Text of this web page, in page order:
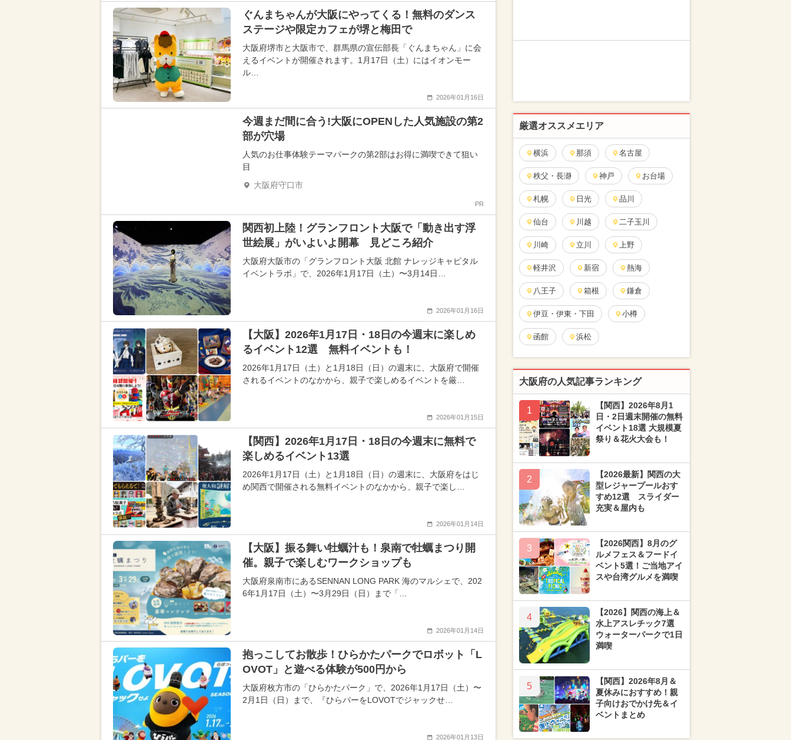
ぐんまちゃんが大阪にやってくる！無料のダンス
ステージや限定カフェが堺と梅田で
大阪府堺市と大阪市で、群馬県の宣伝部長「ぐんまちゃん」に会
えるイベントが開催されます。1月17日（土）にはイオンモー
ル…
2026年01月16日
今週まだ間に合う!大阪にOPENした人気施設の第2
部が穴場
人気のお仕事体験テーマパークの第2部はお得に満喫できて狙い
目
大阪府守口市
PR
関西初上陸！グランフロント大阪で「動き出す浮
世絵展」がいよいよ開幕 見どころ紹介
大阪府大阪市の「グランフロント大阪 北館 ナレッジキャピタル
イベントラボ」で、2026年1月17日（土）〜3月14日…
2026年01月16日
【大阪】2026年1月17日・18日の今週末に楽しめ
るイベント12選 無料イベントも！
2026年1月17日（土）と1月18日（日）の週末に、大阪府で開催
されるイベントのなかから、親子で楽しめるイベントを厳…
2026年01月15日
【関西】2026年1月17日・18日の今週末に無料で
楽しめるイベント13選
2026年1月17日（土）と1月18日（日）の週末に、大阪府をはじ
め関西で開催される無料イベントのなかから、親子で楽し…
2026年01月14日
【大阪】振る舞い牡蠣汁も！泉南で牡蠣まつり開
催。親子で楽しむワークショップも
大阪府泉南市にあるSENNAN LONG PARK 海のマルシェで、202
6年1月17日（土）〜3月29日（日）まで「…
2026年01月14日
抱っこしてお散歩！ひらかたパークでロボット「L
OVOT」と遊べる体験が500円から
大阪府枚方市の「ひらかたパーク」で、2026年1月17日（土）〜
2月1日（日）まで、『ひらパーをLOVOTでジャックせ…
2026年01月13日
厳選オススメエリア
横浜 那須 名古屋
秩父・長瀞 神戸 お台場
札幌 日光 品川
仙台 川越 二子玉川
川崎 立川 上野
軽井沢 新宿 熱海
八王子 箱根 鎌倉
伊豆・伊東・下田 小樽
函館 浜松
大阪府の人気記事ランキング
1
【関西】2026年8月1
日・2日週末開催の無料
イベント18選 大規模夏
祭り＆花火大会も！
2
【2026最新】関西の大
型レジャープールおす
すめ12選 スライダー
充実＆屋内も
3
【2026関西】8月のグ
ルメフェス＆フードイ
ベント5選！ご当地アイ
スや台湾グルメを満喫
4
【2026】関西の海上＆
水上アスレチック7選
ウォーターパークで1日
満喫
5
【関西】2026年8月＆
夏休みにおすすめ！親
子向けおでかけ先＆イ
ベントまとめ